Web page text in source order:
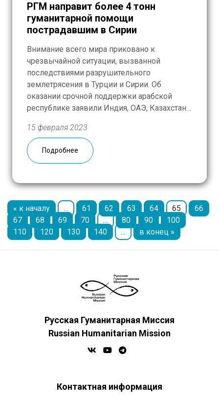
РГМ направит более 4 тонн
гуманитарной помощи
пострадавшим в Сирии
Внимание всего мира приковано к
чрезвычайной ситуации, вызванной
последствиями разрушительного
землетрясения в Турции и Сирии. Об
оказании срочной поддержки арабской
республике заявили Индия, ОАЭ, Казахстан
отправила спасателей, а теперь, когда
завершен основной этап разбора завалов,
людям нужна любая помощь — вода,
15 февраля 2023
Подробнее
« к началу … 61 62 63 64 65
66
67
68 69 70 … 80 90
100
110
120 130 140 … в конец »
Русская Гуманитарная Миссия
Russian Humanitarian Mission
Контактная информация